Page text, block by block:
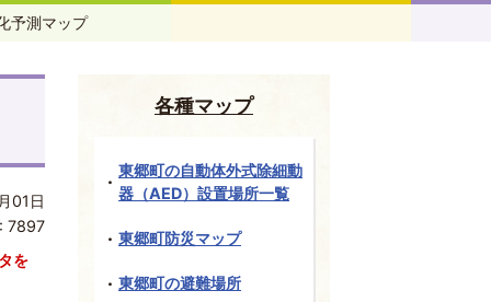
予測マップ
01日
7897
を
各種マップ
東郷町の自動体外式除細動
器（AED）設置場所一覧
東郷町防災マップ
東郷町の避難場所